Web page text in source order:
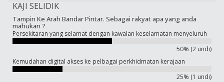
KAJI SELIDIK
Tampin Ke Arah Bandar Pintar. Sebagai rakyat apa yang anda
mahukan ?
Persekitaran yang selamat dengan kawalan keselamatan menyeluruh
50% (2 undi)
Kemudahan digital akses ke pelbagai perkhidmatan kerajaan
25% (1 undi)